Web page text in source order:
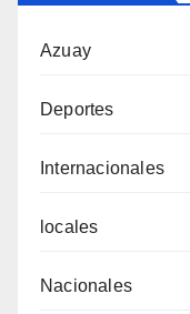
Azuay
Deportes
Internacionales
locales
Nacionales